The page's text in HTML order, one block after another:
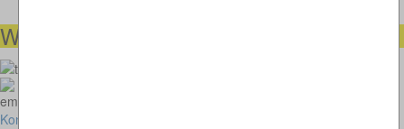
Wir helfen Ihnen gerne weiter
Kontakt